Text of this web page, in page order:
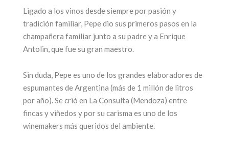
Ligado a los vinos desde siempre por pasión y
tradición familiar, Pepe dio sus primeros pasos en la
champañera familiar junto a su padre y a Enrique
Antolin, que fue su gran maestro.
Sin duda, Pepe es uno de los grandes elaboradores de
espumantes de Argentina (más de 1 millón de litros
por año). Se crió en La Consulta (Mendoza) entre
fincas y viñedos y por su carisma es uno de los
winemakers más queridos del ambiente.